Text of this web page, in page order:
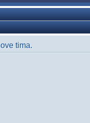
tima.